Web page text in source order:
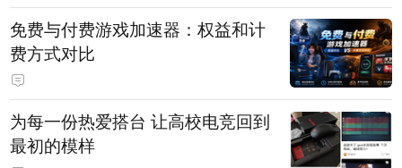
免费与付费游戏加速器：权益和计
费方式对比
为每一份热爱搭台 让高校电竞回到
最初的模样